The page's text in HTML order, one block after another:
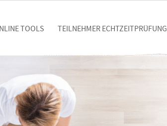
TOOLS TEILNEHMER ECHTZEITPRÜFUNG